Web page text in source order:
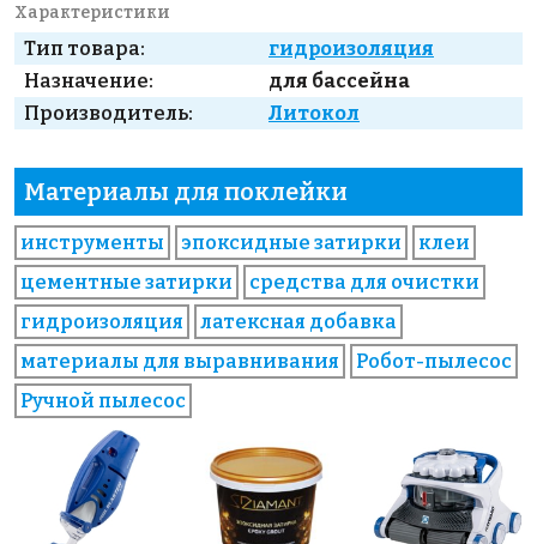
Характеристики
Тип товара:
гидроизоляция
Назначение:
для бассейна
Производитель:
Литокол
Материалы для поклейки
инструменты эпоксидные затирки
клеи
цементные затирки
средства для очистки
гидроизоляция
латексная добавка
материалы для выравнивания
Робот-пылесос
Ручной пылесос